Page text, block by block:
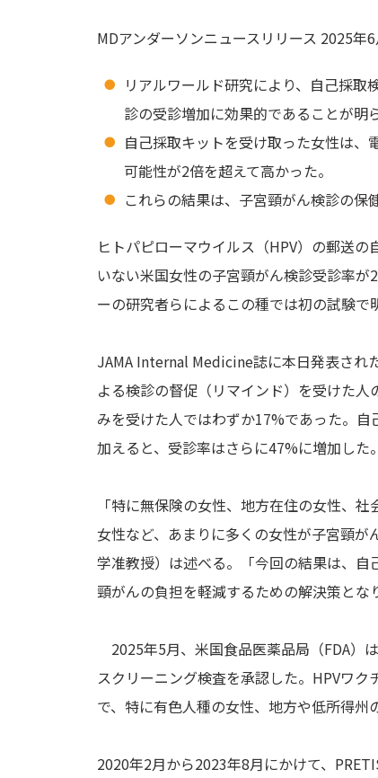
MDアンダーソンニュースリリース 2025年
リアルワールド研究により、自己採
診の受診増加に効果的であることが明
自己採取キットを受け取った女性は、
可能性が2倍を超えて高かった。
これらの結果は、子宮頸がん検診の保
ヒトパピローマウイルス（HPV）の郵送
いない米国女性の子宮頸がん検診受診率
ーの研究者らによるこの種では初の試験で
JAMA Internal Medicine誌に本日発表され
よる検診の督促（リマインド）を受けた
みを受けた人ではわずか17%であった。
加えると、受診率はさらに47%に増加した。
「特に無保険の女性、地方在住の女性、
女性など、あまりに多くの女性が子宮頸
学准教授）は述べる。「今回の結果は、
頸がんの負担を軽減するための解決策とな
2025年5月、米国食品医薬品局（FDA）
スクリーニング検査を承認した。HPVワ
で、特に有色人種の女性、地方や低所得州
2020年2月から2023年8月にかけて、